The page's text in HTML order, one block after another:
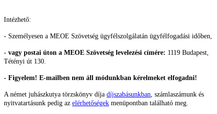
Intézhető:
- Személyesen a MEOE Szövetség ügyfélszolgálatán ügyfélfogadási időben,
- vagy postai úton a MEOE Szövetség levelezési címére: 1119 Budapest,
Tétényi út 130.
- Figyelem! E-mailben nem áll módunkban kérelmeket elfogadni!
A német juhászkutya törzskönyv díja díjszabásunkban , számlaszámunk és
nyitvatartásunk pedig az elérhetőségek menüpontban található meg.